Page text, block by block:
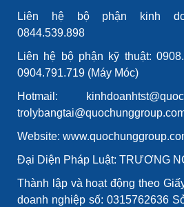
Liên hệ bộ phận kinh
0844.539.898
Liên hệ bộ phận kỹ thuật:
0904.791.719 (Máy Móc)
Hotmail:
Website:
Đại Diện Pháp Luật: TRƯƠNG
Thành lập và hoạt động theo
doanh nghiệp số: 0315762636